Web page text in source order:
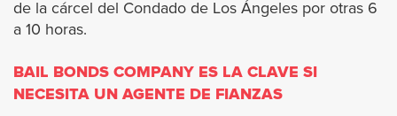
Irwindale
de la cárcel del Condado de Los Ángeles por otras 6
a 10 horas.
BAIL BONDS COMPANY ES LA CLAVE SI
NECESITA UN AGENTE DE FIANZAS